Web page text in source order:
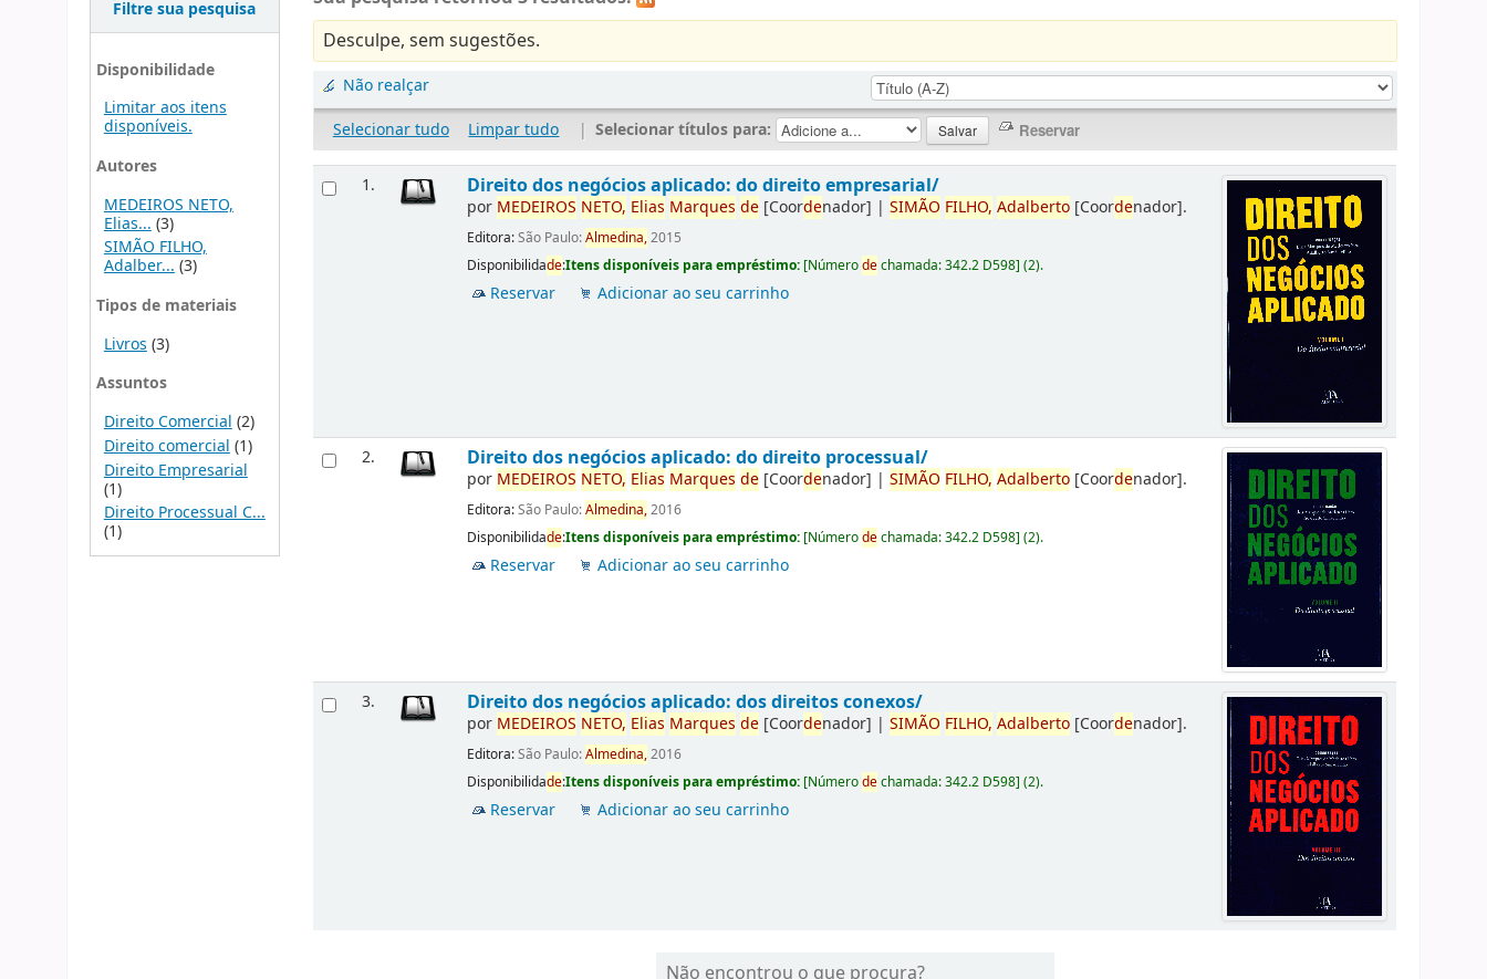
Filtre sua pesquisa
Disponibilidade
Limitar aos itens
disponíveis.
Autores
MEDEIROS NETO,
Elias... (3)
SIMÃO FILHO,
Adalber...(3)
Tipos de materiais
Livros (3)
Assuntos
Direito Comercial (2)
Direito comercial (1)
Direito Empresarial
(1)
Direito Processual C...
(1)
Desculpe, sem sugestões.
Não realçar
Selecionar tudo
Limpar tudo | Selecionar títulos para:
1. Direito dos negócios aplicado: do direito empresarial/
por MEDEIROS NETO, Elias Marques de [Coordenador] |SIMÃO FILHO, Adalberto [Coordenador].
Editora:São Paulo:Almedina,2015
Disponibilidade:Itens disponíveis para empréstimo: [Númerodechamada:342.2 D598](2).
Reservar Adicionar ao seu carrinho
2. Direito dos negócios aplicado: do direito processual/
por MEDEIROS NETO, Elias Marques de [Coordenador] |SIMÃO FILHO, Adalberto [Coordenador].
Editora:São Paulo:Almedina,2016
Disponibilidade:Itens disponíveis para empréstimo: [Númerodechamada:342.2 D598](2).
Reservar Adicionar ao seu carrinho
3. Direito dos negócios aplicado: dos direitos conexos/
por MEDEIROS NETO, Elias Marques de [Coordenador] |SIMÃO FILHO, Adalberto [Coordenador].
Editora:São Paulo:Almedina,2016
Disponibilidade:Itens disponíveis para empréstimo: [Númerodechamada:342.2 D598](2).
Reservar Adicionar ao seu carrinho